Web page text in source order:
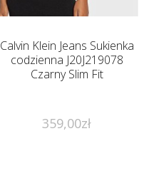
Calvin Klein Jeans Sukienka
codzienna J20J219078
Czarny Slim Fit
359,00zł